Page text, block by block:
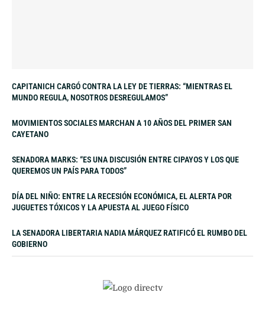
CAPITANICH CARGÓ CONTRA LA LEY DE TIERRAS: “MIENTRAS EL
MUNDO REGULA, NOSOTROS DESREGULAMOS”
MOVIMIENTOS SOCIALES MARCHAN A 10 AÑOS DEL PRIMER SAN
CAYETANO
SENADORA MARKS: “ES UNA DISCUSIÓN ENTRE CIPAYOS Y LOS QUE
QUEREMOS UN PAÍS PARA TODOS”
DÍA DEL NIÑO: ENTRE LA RECESIÓN ECONÓMICA, EL ALERTA POR
JUGUETES TÓXICOS Y LA APUESTA AL JUEGO FÍSICO
LA SENADORA LIBERTARIA NADIA MÁRQUEZ RATIFICÓ EL RUMBO DEL
GOBIERNO